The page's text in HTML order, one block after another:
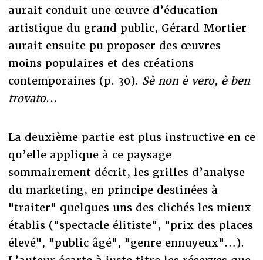
aurait conduit une œuvre d’éducation
artistique du grand public, Gérard Mortier
aurait ensuite pu proposer des œuvres
moins populaires et des créations
contemporaines (p. 30). Sè non è vero, è ben
trovato…
La deuxième partie est plus instructive en ce
qu’elle applique à ce paysage
sommairement décrit, les grilles d’analyse
du marketing, en principe destinées à
"traiter" quelques uns des clichés les mieux
établis ("spectacle élitiste", "prix des places
élevé", "public âgé", "genre ennuyeux"…).